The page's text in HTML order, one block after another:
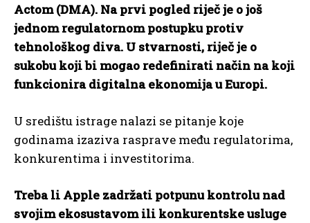
Actom (DMA). Na prvi pogled riječ je o još
jednom regulatornom postupku protiv
tehnološkog diva. U stvarnosti, riječ je o
sukobu koji bi mogao redefinirati način na koji
funkcionira digitalna ekonomija u Europi.
U središtu istrage nalazi se pitanje koje
godinama izaziva rasprave među regulatorima,
konkurentima i investitorima.
Treba li Apple zadržati potpunu kontrolu nad
svojim ekosustavom ili konkurentske usluge